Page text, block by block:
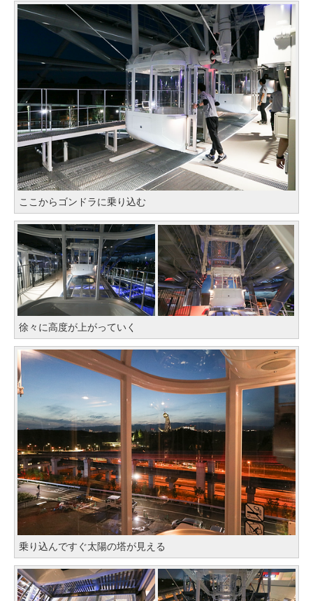
ここからゴンドラに乗り込む
徐々に高度が上がっていく
乗り込んですぐ太陽の塔が見える